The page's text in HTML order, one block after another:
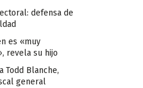
defensa de
es «muy
revela su hijo
Todd Blanche,
general